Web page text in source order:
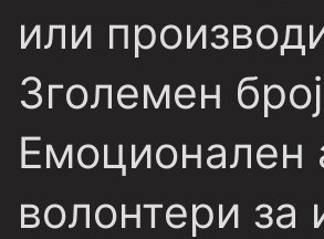
или
Зголемен
Емоционален
волонтери за